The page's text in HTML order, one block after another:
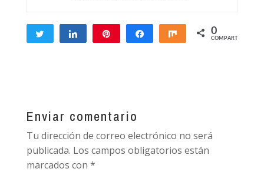
Twittear Compartir Compartir Compartir
0
COMPARTIR
Enviar comentario
Tu dirección de correo electrónico no será
publicada. Los campos obligatorios están
marcados con *